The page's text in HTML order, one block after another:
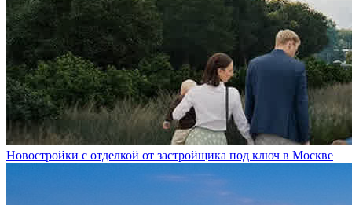
Новостройки с отделкой от застройщика под ключ в Москве